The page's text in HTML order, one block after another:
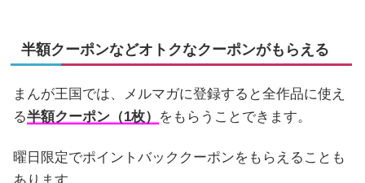
半額クーポンなどオトクなクーポンがもらえる
まんが王国では、メルマガに登録すると全作品に使え
る半額クーポン（1枚） をもらうことできます。
曜日限定でポイントバッククーポンをもらえることも